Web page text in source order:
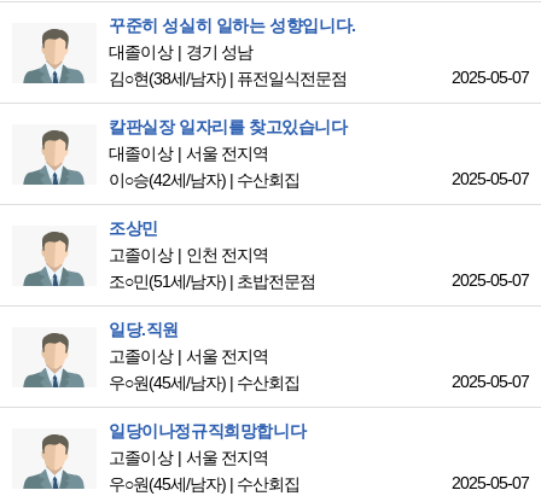
꾸준히 성실히 일하는 성향입니다.
대졸이상
경기 성남
김○현(38세/남자) | 퓨전일식전문점 2025-05-07
칼판실장 일자리를 찾고있습니다
대졸이상
서울 전지역
이○승(42세/남자) | 수산회집 2025-05-07
조상민
고졸이상
인천 전지역
조○민(51세/남자) | 초밥전문점 2025-05-07
일당.직원
고졸이상
서울 전지역
우○원(45세/남자) | 수산회집 2025-05-07
일당이나정규직희망합니다
고졸이상
서울 전지역
우○원(45세/남자) | 수산회집 2025-05-07